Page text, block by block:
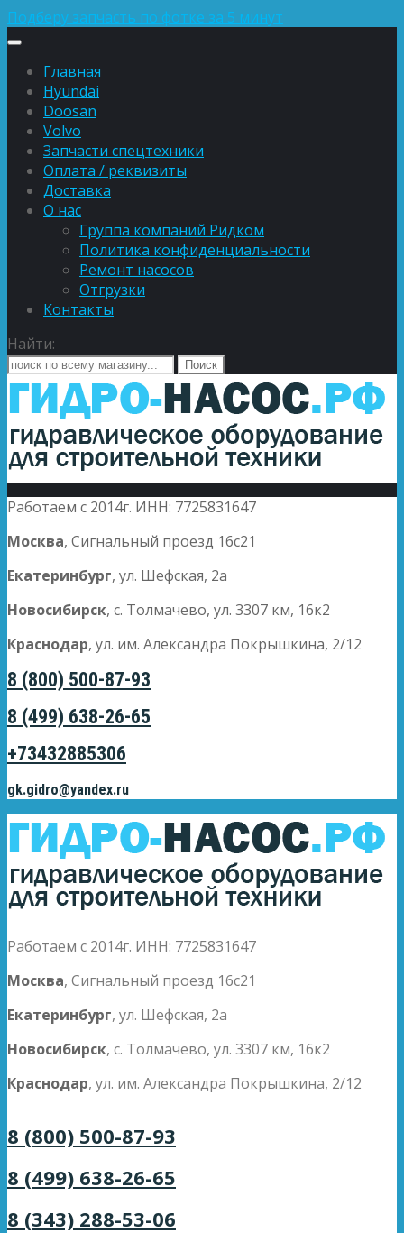
Подберу запчасть по фотке за 5 минут
Главная
Hyundai
Doosan
Volvo
Запчасти спецтехники
Оплата / реквизиты
Доставка
О нас
Группа компаний Ридком
Политика конфиденциальности
Ремонт насосов
Отгрузки
Контакты
Найти:
Работаем с 2014г. ИНН: 7725831647
Москва, Сигнальный проезд 16с21
Екатеринбург, ул. Шефская, 2а
Новосибирск, с. Толмачево, ул. 3307 км, 16к2
Краснодар, ул. им. Александра Покрышкина, 2/12
8 (800) 500-87-93
8 (499) 638-26-65
+73432885306
gk.gidro@yandex.ru
Работаем с 2014г. ИНН: 7725831647
Москва, Сигнальный проезд 16с21
Екатеринбург, ул. Шефская, 2а
Новосибирск, с. Толмачево, ул. 3307 км, 16к2
Краснодар, ул. им. Александра Покрышкина, 2/12
8 (800) 500-87-93
8 (499) 638-26-65
8 (343) 288-53-06